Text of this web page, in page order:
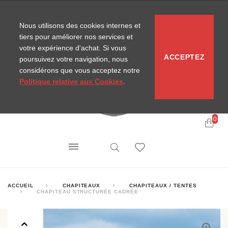
0
ACCUEIL CHAPITEAUX
CHAPITEAUX / TENTES
CHAPITEAU STRUCTURÉE CADRÉE
Nous utilisons des cookies internes et
tiers pour améliorer nos services et
votre expérience d'achat. Si vous
poursuivez votre navigation, nous
considérons que vous acceptez notre
Politique relative aux Cookies
ACCEPTEZ